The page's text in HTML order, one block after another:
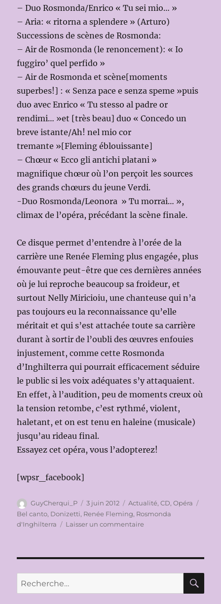
– Duo Rosmonda/Enrico « Tu sei mio… »
– Aria: « ritorna a splendere » (Arturo)
Successions de scènes de Rosmonda:
– Air de Rosmonda (le renoncement): « Io
fuggiro’ quel perfido »
– Air de Rosmonda et scène[moments
superbes!] : « Senza pace e senza speme »puis
duo avec Enrico « Tu stesso al padre or
rendimi… »et [très beau] duo « Concedo un
breve istante/Ah! nel mio cor
tremante »[Fleming éblouissante]
– Chœur « Ecco gli antichi platani »
magnifique chœur où l’on perçoit les sources
des grands chœurs du jeune Verdi.
-Duo Rosmonda/Leonora » Tu morrai… »,
climax de l’opéra, précédant la scène finale.
Ce disque permet d’entendre à l’orée de la
carrière une Renée Fleming plus engagée, plus
émouvante peut-être que ces dernières années
où je lui reproche beaucoup sa froideur, et
surtout Nelly Miricioiu, une chanteuse qui n’a
pas toujours eu la reconnaissance qu’elle
méritait et qui s’est attachée toute sa carrière
durant à sortir de l’oubli des œuvres enfouies
injustement, comme cette Rosmonda
d’Inghilterra qui pourrait efficacement séduire
le public si les voix adéquates s’y attaquaient.
En effet, à l’audition, peu de moments creux où
la tension retombe, c’est rythmé, violent,
haletant, et on est tenu en haleine (musicale)
jusqu’au rideau final.
Essayez cet opéra, vous l’adopterez!
[wpsr_facebook]
Auteur
GuyCherqui_P
Publié
le
3 juin 2012 Catégories
Actualité,CD,Opéra
Bel canto, Donizetti, Renée Fleming, Rosmonda
d'Inghilterra
Laisser un commentairesur
MES
ENREGISTREMENTS
PRÉFÉRÉS/
Recherche
pour :